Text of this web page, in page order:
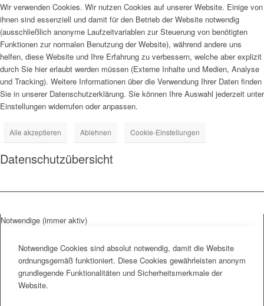
Wir verwenden Cookies. Wir nutzen Cookies auf unserer Website. Einige von
ihnen sind essenziell und damit für den Betrieb der Website notwendig
(ausschließlich anonyme Laufzeitvariablen zur Steuerung von benötigten
Funktionen zur normalen Benutzung der Website), während andere uns
helfen, diese Website und Ihre Erfahrung zu verbessern, welche aber explizit
durch Sie hier erlaubt werden müssen (Externe Inhalte und Medien, Analyse
und Tracking). Weitere Informationen über die Verwendung Ihrer Daten finden
Sie in unserer Datenschutzerklärung. Sie können Ihre Auswahl jederzeit unter
Einstellungen widerrufen oder anpassen.
Alle akzeptieren Ablehnen Cookie-Einstellungen
Datenschutzübersicht
Notwendige (immer aktiv)
Notwendige Cookies sind absolut notwendig, damit die Website
ordnungsgemäß funktioniert. Diese Cookies gewährleisten anonym
grundlegende Funktionalitäten und Sicherheitsmerkmale der
Website.